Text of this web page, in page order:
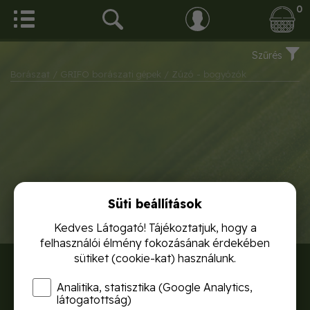
0
Szűrés
Borászat / GRIFO borászati gépek / Zúzó - bogyózók
RÓLUNK
SZÁLLÍTÁSI DÍJAK
Süti beállítások
Kedves Látogató! Tájékoztatjuk, hogy a
felhasználói élmény fokozásának érdekében
sütiket (cookie-kat) használunk.
Analitika, statisztika (Google Analytics,
látogatottság)